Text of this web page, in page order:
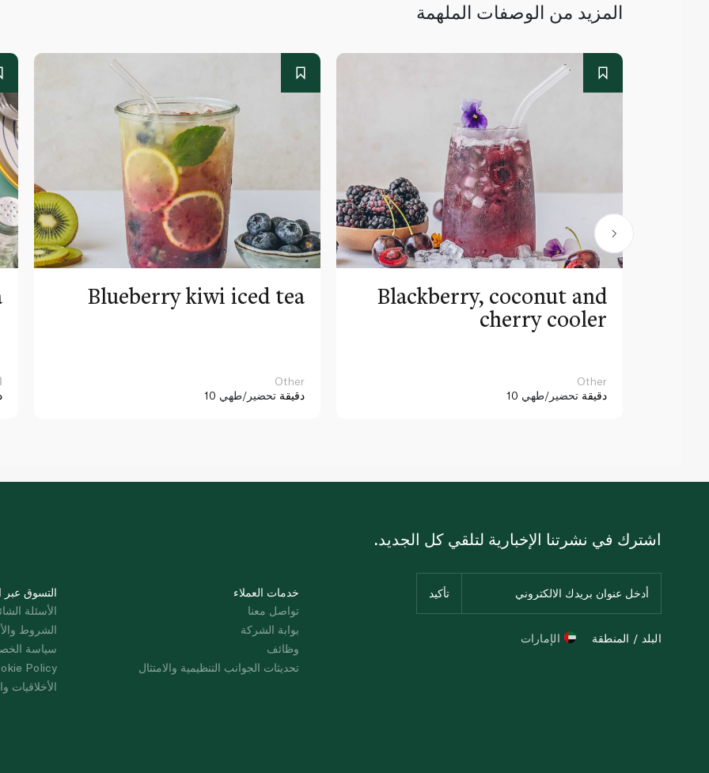
المزيد من الوصفات الملهمة
Blueberry kiwi iced tea
Other
10 دقيقة تحضير/طهي
Blackberry, coconut and
cherry cooler
Other
10 دقيقة تحضير/طهي
التسوق عبر
الأسئلة
الشروط
سياسة
Policy
الأخلاقيات
خدمات العملاء
تواصل معنا
بوابة الشركة
وظائف
تحديثات الجوانب التنظيمية والامتثال
اشترك في نشرتنا الإخبارية لتلقي كل الجديد.
البلد / المنطقة الإمارات